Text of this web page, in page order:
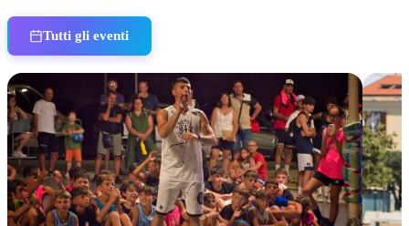
Tutti gli eventi